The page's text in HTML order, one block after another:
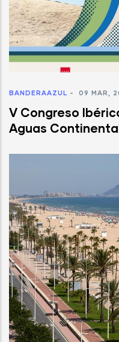
BANDERAAZUL - 09 MAR,
V Congreso
Aguas